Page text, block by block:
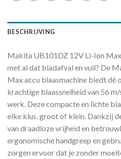
BESCHRIJVING
Makita UB101DZ 12V Li-Ion
met al dat bladafval en vuil? De
Max accu blaasmachine biedt dé
krachtige blaassnelheid van 56
werk. Deze compacte en lichte
elke klus, groot of klein. Dankzij
van draadloze vrijheid en
ergonomische handgreep en
zorgen ervoor dat je zonder